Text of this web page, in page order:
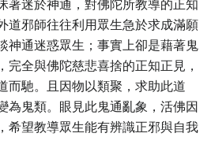
著迷於神通，對佛陀所教導的正知
道邪師往往利用眾生急於求成滿願
神通迷惑眾生；事實上卻是藉著鬼
完全與佛陀慈悲喜捨的正知正見，
而馳。且因物以類聚，求助此道
為鬼類。眼見此鬼通亂象，活佛因
希望教導眾生能有辨識正邪與自我